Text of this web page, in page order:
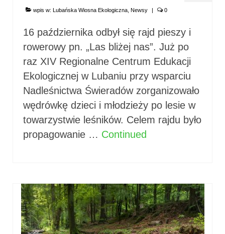
wpis w: Lubańska Wiosna Ekologiczna Newsy 0
16 października odbył się rajd pieszy i
rowerowy pn. „Las bliżej nas”. Już po
raz XIV Regionalne Centrum Edukacji
Ekologicznej w Lubaniu przy wsparciu
Nadleśnictwa Świeradów zorganizowało
wędrówkę dzieci i młodzieży po lesie w
towarzystwie leśników. Celem rajdu było
propagowanie … Continued